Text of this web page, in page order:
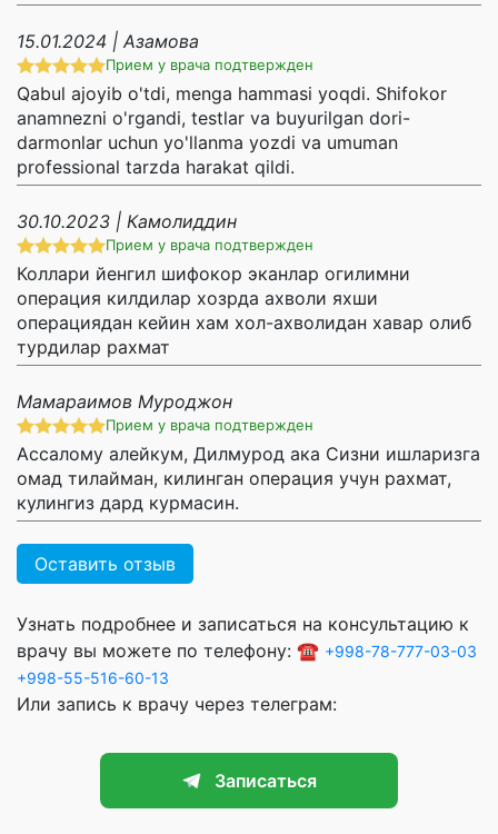
15.01.2024 | Азамова
Прием у врача подтвержден
Qabul ajoyib o'tdi, menga hammasi yoqdi. Shifokor
anamnezni o'rgandi, testlar va buyurilgan dori-
darmonlar uchun yo'llanma yozdi va umuman
professional tarzda harakat qildi.
30.10.2023 | Камолиддин
Прием у врача подтвержден
Коллари йенгил шифокор эканлар огилимни
операция килдилар хозрда ахволи яхши
операциядан кейин хам хол-ахволидан хавар олиб
турдилар рахмат
Мамараимов Муроджон
Прием у врача подтвержден
Ассалому алейкум, Дилмурод ака Сизни ишларизга
омад тилайман, килинган операция учун рахмат,
кулингиз дард курмасин.
Оставить отзыв
Узнать подробнее и записаться на консультацию к
врачу вы можете по телефону: ☎️ +998-78-777-03-03
+998-55-516-60-13
Или запись к врачу через телеграм:
Записаться